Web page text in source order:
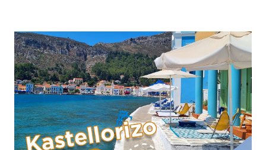
piyasasına göre aşırı fiyattan değil, piyasa fiyatından satın
aldığınıza dikkat edin. Plan dışı ya da hazır yapı Yükseliş
eğilimi yeni inşaatların sayısını önemli ölçüde artırmıştır. Bu
inşaatların çoğu yeni kurulan inşaatçılar tarafından
yapılmaktadır. Plan dışı bir mülk seçerken, lütfen bunu
yalnızca bununla ilgili riskleri açıkça belirtebilecek bir
piyasa uzmanı ile yakın işbirliği içinde yapın. Bizi yanlış